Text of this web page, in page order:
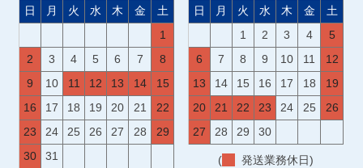
日
月 火 水 木 金
土
1
2
3 4 5 6 7
8
9
10 11 12 13 14
15
16
17 18 19 20 21
22
23
24 25 26 27 28
29
30
31
日
月 火 水 木 金
土
1
2 3 4
5
6
7 8 9 10 11
12
13
14 15 16 17 18
19
20
21 22 23 24 25
26
27
28 29 30
( 発送業務休日)